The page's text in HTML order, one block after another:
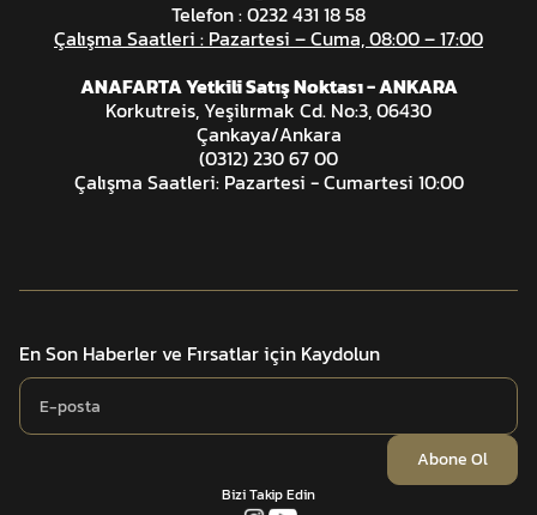
Telefon : 0232 431 18 58
Çalışma Saatleri : Pazartesi – Cuma, 08:00 – 17:00
ANAFARTA Yetkili Satış Noktası - ANKARA
Korkutreis, Yeşilırmak Cd. No:3, 06430
Çankaya/Ankara
(0312) 230 67 00
Çalışma Saatleri: Pazartesi - Cumartesi 10:00
En Son Haberler ve Fırsatlar için Kaydolun
Abone Ol
Bizi Takip Edin